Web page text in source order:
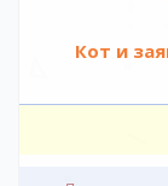
Кот и